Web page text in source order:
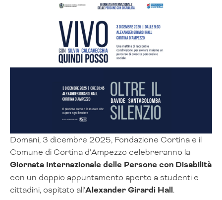
Domani, 3 dicembre 2025, Fondazione Cortina e il
Comune di Cortina d’Ampezzo celebreranno la
Giornata Internazionale delle Persone con Disabilità
con un doppio appuntamento aperto a studenti e
cittadini, ospitato all’Alexander Girardi Hall.